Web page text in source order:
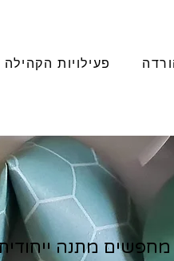
פעילויות הקהילה
מחפשים מתנה